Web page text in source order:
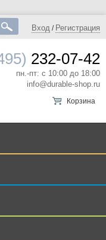
Вход / Регистрация
232-07-42
пн.-пт: с 10:00 до 18:00
info@durable-shop.ru
Корзина